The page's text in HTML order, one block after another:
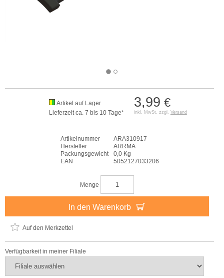
3,99 €
inkl. MwSt. zzgl. Versand
Artikel auf Lager
Lieferzeit ca. 7 bis 10 Tage*
Artikelnummer
ARA310917
Hersteller
ARRMA
Packungsgewicht
0,0 Kg
EAN
5052127033206
Menge
In den Warenkorb
Auf den Merkzettel
Verfügbarkeit in meiner Filiale